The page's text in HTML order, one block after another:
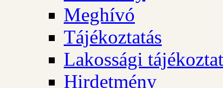
Meghívó
Tájékoztatás
Lakossági
Hirdetmény